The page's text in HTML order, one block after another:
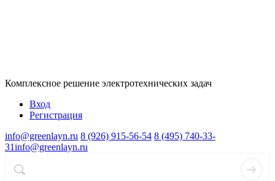
Комплексное решение электротехнических задач
Вход
Регистрация
info@greenlayn.ru 8 (926) 915-56-54 8 (495) 740-33-
31info@greenlayn.ru